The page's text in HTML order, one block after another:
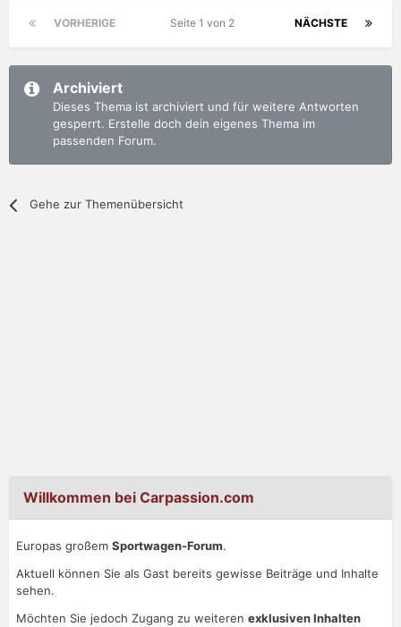
VORHERIGE NÄCHSTE
Seite 1 von 2
Archiviert
Dieses Thema ist archiviert und für weitere Antworten
gesperrt. Erstelle doch dein eigenes Thema im
passenden Forum.
Gehe zur Themenübersicht
Willkommen bei Carpassion.com
Europas großem Sportwagen-Forum.
Aktuell können Sie als Gast bereits gewisse Beiträge und Inhalte
sehen.
Möchten Sie jedoch Zugang zu weiteren exklusiven Inhalten